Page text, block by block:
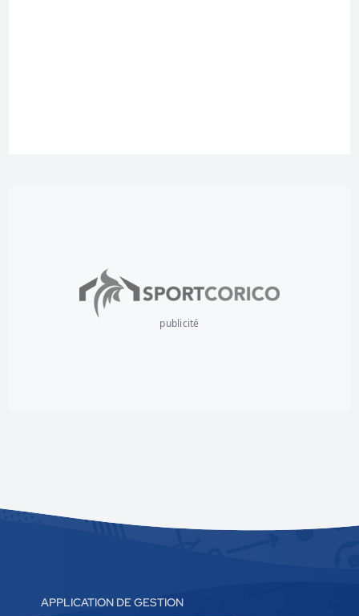
publicité
APPLICATION DE GESTION